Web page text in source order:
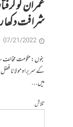
عمران کو
شرافت دکھا
07/21/2022
بنوں: حکومت مخالف
کے سربراہ مولانا
میں...
تلاش